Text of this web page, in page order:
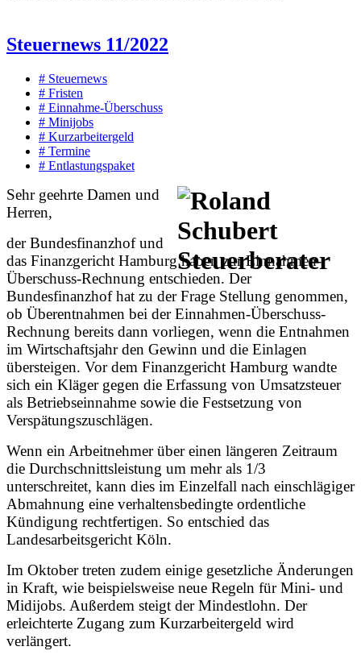
Steuernews 11/2022
# Steuernews
# Fristen
# Einnahme-Überschuss
# Minijobs
# Kurzarbeitergeld
# Termine
# Entlastungspaket
Sehr geehrte Damen und
Herren,
der Bundesfinanzhof und
das Finanzgericht Hamburg haben zur Einnahmen-
Überschuss-Rechnung entschieden. Der
Bundesfinanzhof hat zu der Frage Stellung genommen,
ob Überentnahmen bei der Einnahmen-Überschuss-
Rechnung bereits dann vorliegen, wenn die Entnahmen
im Wirtschaftsjahr den Gewinn und die Einlagen
übersteigen. Vor dem Finanzgericht Hamburg wandte
sich ein Kläger gegen die Erfassung von Umsatzsteuer
als Betriebseinnahme sowie die Festsetzung von
Verspätungszuschlägen.
Wenn ein Arbeitnehmer über einen längeren Zeitraum
die Durchschnittsleistung um mehr als 1/3
unterschreitet, kann dies im Einzelfall nach einschlägiger
Abmahnung eine verhaltensbedingte ordentliche
Kündigung rechtfertigen. So entschied das
Landesarbeitsgericht Köln.
Im Oktober treten zudem einige gesetzliche Änderungen
in Kraft, wie beispielsweise neue Regeln für Mini- und
Midijobs. Außerdem steigt der Mindestlohn. Der
erleichterte Zugang zum Kurzarbeitergeld wird
verlängert.